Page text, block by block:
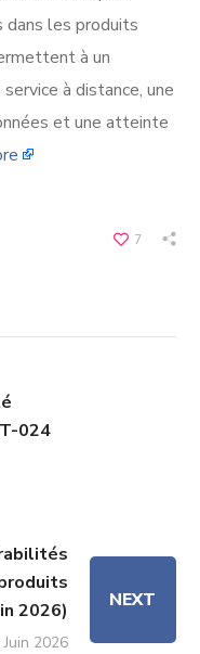
les produits
à un
à distance, une
et une atteinte
7
024
2026)
Juin 2026
NEXT